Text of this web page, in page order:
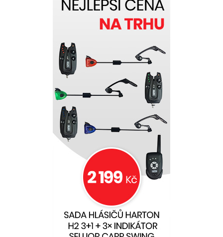
Koloseum Materiál tvořící plášť je absolutně
nepromokový zesílený polyester s vodním sloupcem
HH = 10 000mm. Veškeré švi jsou zalepeny
(AquaSecureTechnology). Přehoz je dodáván s
kotvícími kolíky a slídovým oknem na suchý zip.
Přehoz má všechny očekávané výhody zimních
přehozů, a tak přetváří kompaktní bivak na
dvoustěnný přístřešek, čímž na jaře a na podzim
snižuje kondenzaci a nedochází k rosení bivaku z
vnitřní strany. Až se teploty vymrští na maximum,
tak poskytne přídavné krytí a stín, který udrží
obývaný prostor nejchladnější, jak jen to bude
možné. V zimním období jste naopak schopni díky
zimnímu přehozu bivak vytopit a teplo udržet.